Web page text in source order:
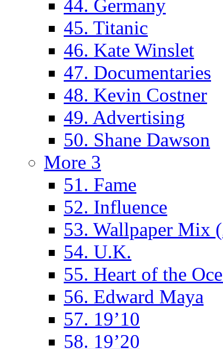
44. Germany
45. Titanic
46. Kate Winslet
47. Documentaries
48. Kevin Costner
49. Advertising
50. Shane Dawson
More 3
51. Fame
52. Influence
53. Wallpaper Mix
54. U.K.
55. Heart of the
56. Edward Maya
57. 19’10
58. 19’20